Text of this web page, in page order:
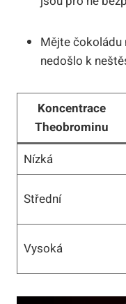
Mějte čokoládu
nedošlo k
Koncentrace
Theobrominu
Nízká
Střední
Vysoká